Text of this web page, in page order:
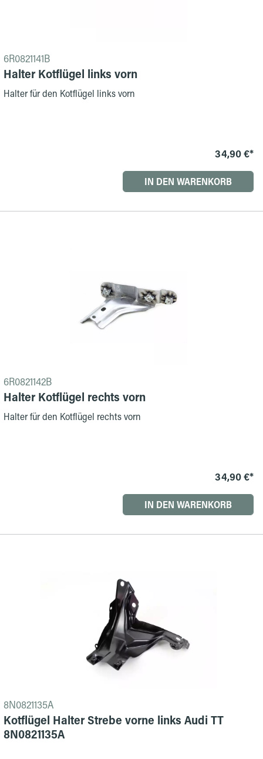
6R0821141B
Halter Kotflügel links vorn
Halter für den Kotflügel links vorn
34,90 €*
IN DEN WARENKORB
6R0821142B
Halter Kotflügel rechts vorn
Halter für den Kotflügel rechts vorn
34,90 €*
IN DEN WARENKORB
8N0821135A
Kotflügel Halter Strebe vorne links Audi TT
8N0821135A